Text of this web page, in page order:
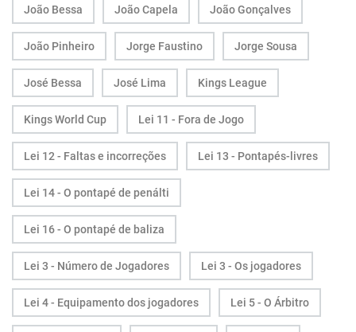
João Bessa João Capela João Gonçalves
João Pinheiro Jorge Faustino Jorge Sousa
José Bessa José Lima Kings League
Kings World Cup Lei 11 - Fora de Jogo
Lei 12 - Faltas e incorreções Lei 13 - Pontapés-livres
Lei 14 - O pontapé de penálti
Lei 16 - O pontapé de baliza
Lei 3 - Número de Jogadores Lei 3 - Os jogadores
Lei 4 - Equipamento dos jogadores Lei 5 - O Árbitro